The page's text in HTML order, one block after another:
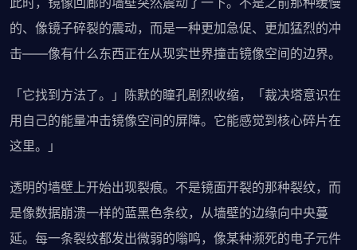
的、像镜子碎裂的震动，而是一种更加急促、更加猛烈的冲
击——像有什么东西正在从现实世界撞击镜像空间的边界。
「它找到方法了。」陈默的瞳孔剧烈收缩，「裁决塔意识在
用自己的能量冲击镜像空间的屏障。它能感觉到核心碎片在
这里。」
透明的墙壁上开始出现裂痕。不是镜面开裂的那种裂纹，而
是像数据崩溃一样的蓝黑色条纹，从墙壁的边缘向中央蔓
延。每一条裂纹都发出微弱的嗡鸣，像某种濒死的电子元件